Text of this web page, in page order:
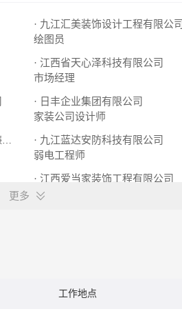
· 九江汇美装饰设计工程有限公司
绘图员
· 江西省天心泽科技有限公司
市场经理
· 日丰企业集团有限公司
家装公司设计师
· 江西省赣建工程建设监理有限公司濂溪分公司
· 九江蓝达安防科技有限公司
弱电工程师
· 江西爱当家装饰工程有限公司
设计师助理
更多
工作地点